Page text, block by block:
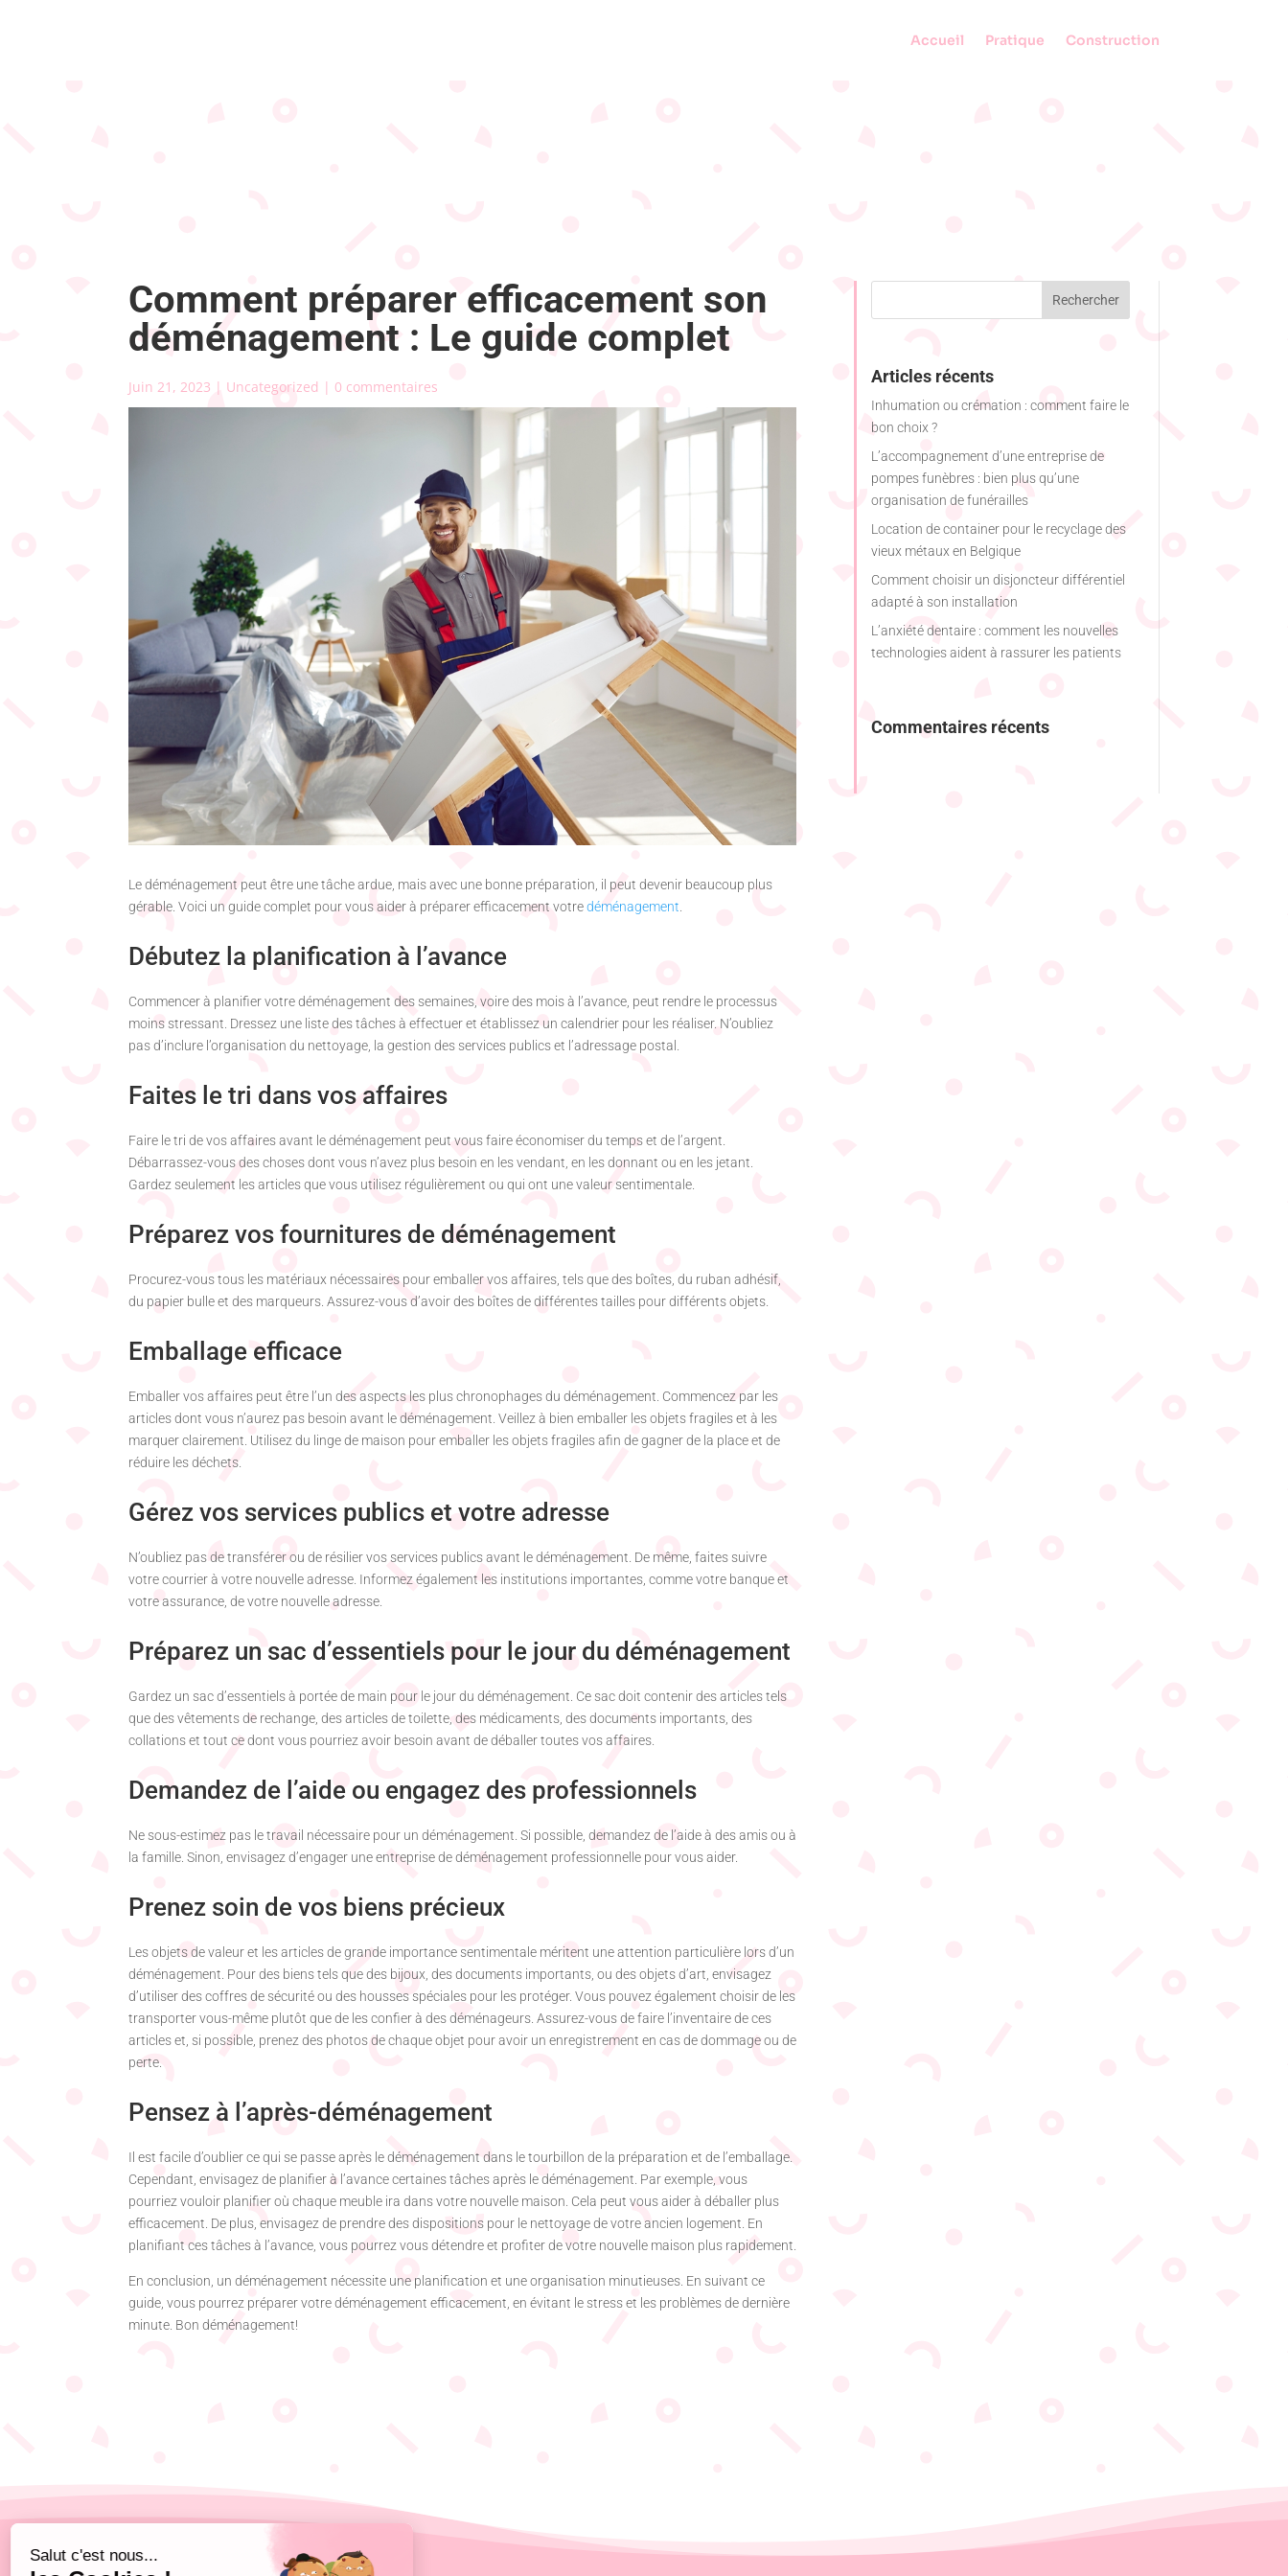
Accueil Pratique Construction
Comment préparer efficacement son
déménagement : Le guide complet
Juin 21, 2023 | Uncategorized | 0 commentaires
Le déménagement peut être une tâche ardue, mais avec une bonne préparation, il peut devenir beaucoup plus
gérable. Voici un guide complet pour vous aider à préparer efficacement votredéménagement
Débutez la planification à l’avance
Commencer à planifier votre déménagement des semaines, voire des mois à l’avance, peut rendre le processus
moins stressant. Dressez une liste des tâches à effectuer et établissez un calendrier pour les réaliser. N’oubliez
pas d’inclure l’organisation du nettoyage, la gestion des services publics et l’adressage postal.
Faites le tri dans vos affaires
Faire le tri de vos affaires avant le déménagement peut vous faire économiser du temps et de l’argent.
Débarrassez-vous des choses dont vous n’avez plus besoin en les vendant, en les donnant ou en les jetant.
Gardez seulement les articles que vous utilisez régulièrement ou qui ont une valeur sentimentale.
Préparez vos fournitures de déménagement
Procurez-vous tous les matériaux nécessaires pour emballer vos affaires, tels que des boîtes, du ruban adhésif,
du papier bulle et des marqueurs. Assurez-vous d’avoir des boîtes de différentes tailles pour différents objets.
Emballage efficace
Emballer vos affaires peut être l’un des aspects les plus chronophages du déménagement. Commencez par les
articles dont vous n’aurez pas besoin avant le déménagement. Veillez à bien emballer les objets fragiles et à les
marquer clairement. Utilisez du linge de maison pour emballer les objets fragiles afin de gagner de la place et de
réduire les déchets.
Gérez vos services publics et votre adresse
N’oubliez pas de transférer ou de résilier vos services publics avant le déménagement. De même, faites suivre
votre courrier à votre nouvelle adresse. Informez également les institutions importantes, comme votre banque et
votre assurance, de votre nouvelle adresse.
Préparez un sac d’essentiels pour le jour du déménagement
Gardez un sac d’essentiels à portée de main pour le jour du déménagement. Ce sac doit contenir des articles tels
que des vêtements de rechange, des articles de toilette, des médicaments, des documents importants, des
collations et tout ce dont vous pourriez avoir besoin avant de déballer toutes vos affaires.
Demandez de l’aide ou engagez des professionnels
Ne sous-estimez pas le travail nécessaire pour un déménagement. Si possible, demandez de l’aide à des amis ou à
la famille. Sinon, envisagez d’engager une entreprise de déménagement professionnelle pour vous aider.
Prenez soin de vos biens précieux
Les objets de valeur et les articles de grande importance sentimentale méritent une attention particulière lors d’un
déménagement. Pour des biens tels que des bijoux, des documents importants, ou des objets d’art, envisagez
d’utiliser des coffres de sécurité ou des housses spéciales pour les protéger. Vous pouvez également choisir de les
transporter vous-même plutôt que de les confier à des déménageurs. Assurez-vous de faire l’inventaire de ces
articles et, si possible, prenez des photos de chaque objet pour avoir un enregistrement en cas de dommage ou de
perte.
Pensez à l’après-déménagement
Il est facile d’oublier ce qui se passe après le déménagement dans le tourbillon de la préparation et de l’emballage.
Cependant, envisagez de planifier à l’avance certaines tâches après le déménagement. Par exemple, vous
pourriez vouloir planifier où chaque meuble ira dans votre nouvelle maison. Cela peut vous aider à déballer plus
efficacement. De plus, envisagez de prendre des dispositions pour le nettoyage de votre ancien logement. En
planifiant ces tâches à l’avance, vous pourrez vous détendre et profiter de votre nouvelle maison plus rapidement.
En conclusion, un déménagement nécessite une planification et une organisation minutieuses. En suivant ce
guide, vous pourrez préparer votre déménagement efficacement, en évitant le stress et les problèmes de dernière
minute. Bon déménagement!
Articles récents
Inhumation ou crémation : comment faire le
bon choix ?
L’accompagnement d’une entreprise de
pompes funèbres : bien plus qu’une
organisation de funérailles
Location de container pour le recyclage des
vieux métaux en Belgique
Comment choisir un disjoncteur différentiel
adapté à son installation
L’anxiété dentaire : comment les nouvelles
technologies aident à rassurer les patients
Commentaires récents